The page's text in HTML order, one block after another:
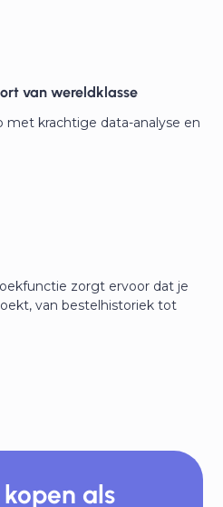
van wereldklasse
met krachtige data-analyse en
zorgt ervoor dat je
van bestelhistoriek tot
kopen als